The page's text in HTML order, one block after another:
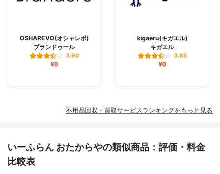
OSHAREVO(オシャレボ)
ブランドゥール
3.90
¥0
kigaeru(キガエル)
キガエル
3.85
¥0
不用品回収・買取サービスランキングをもっと見る
いーふらん おたからやの類似商品：評価・料金
比較表